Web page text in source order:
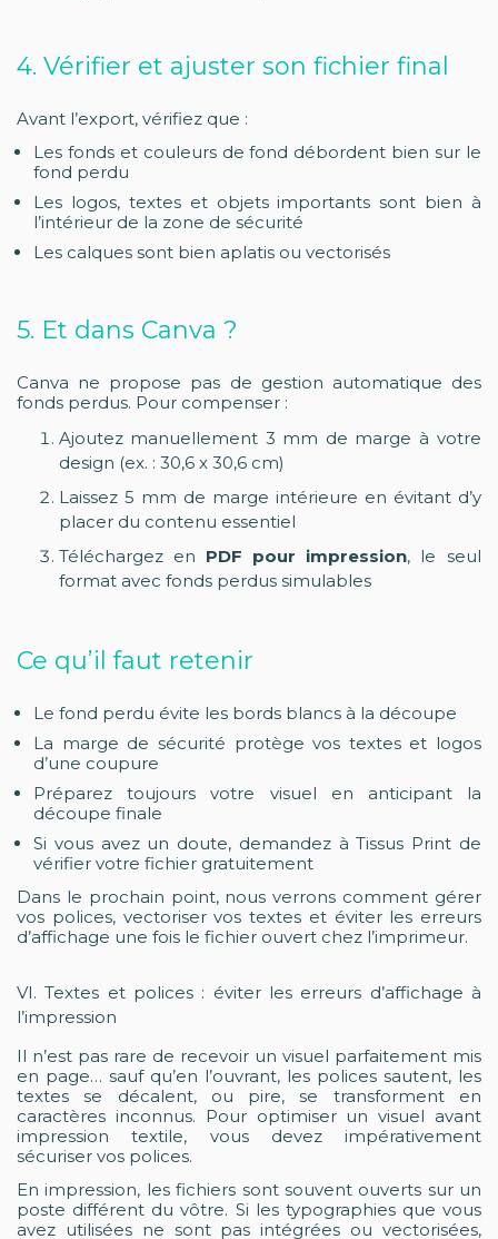
4. Vérifier et ajuster son fichier final
Avant l’export, vérifiez que :
Les fonds et couleurs de fond débordent bien sur le
fond perdu
Les logos, textes et objets importants sont bien à
l’intérieur de la zone de sécurité
Les calques sont bien aplatis ou vectorisés
5. Et dans Canva ?
Canva ne propose pas de gestion automatique des
fonds perdus. Pour compenser :
Ajoutez manuellement 3 mm de marge à votre
design (ex. : 30,6 x 30,6 cm)
Laissez 5 mm de marge intérieure en évitant d’y
placer du contenu essentiel
Téléchargez en PDF pour impression, le seul
format avec fonds perdus simulables
Ce qu’il faut retenir
Le fond perdu évite les bords blancs à la découpe
La marge de sécurité protège vos textes et logos
d’une coupure
Préparez toujours votre visuel en anticipant la
découpe finale
Si vous avez un doute, demandez à Tissus Print de
vérifier votre fichier gratuitement
Dans le prochain point, nous verrons comment gérer
vos polices, vectoriser vos textes et éviter les erreurs
d’affichage une fois le fichier ouvert chez l’imprimeur.
VI. Textes et polices : éviter les erreurs d’affichage à
l’impression
Il n’est pas rare de recevoir un visuel parfaitement mis
en page… sauf qu’en l’ouvrant, les polices sautent, les
textes se décalent, ou pire, se transforment en
caractères inconnus. Pour optimiser un visuel avant
impression textile, vous devez impérativement
sécuriser vos polices.
En impression, les fichiers sont souvent ouverts sur un
poste différent du vôtre. Si les typographies que vous
avez utilisées ne sont pas intégrées ou vectorisées,